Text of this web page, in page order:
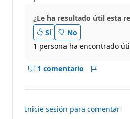
¿Le ha resultado útil esta
Sí
No
1 persona ha encontrado
1 comentario
Mostrar
para
Inicie sesión para comentar